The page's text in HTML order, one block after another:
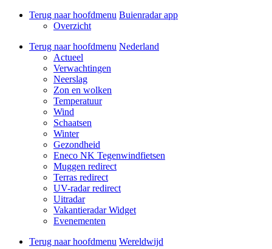
Terug naar hoofdmenu Buienradar app
Overzicht
Terug naar hoofdmenu Nederland
Actueel
Verwachtingen
Neerslag
Zon en wolken
Temperatuur
Wind
Schaatsen
Winter
Gezondheid
Eneco NK Tegenwindfietsen
Muggen redirect
Terras redirect
UV-radar redirect
Uitradar
Vakantieradar Widget
Evenementen
Terug naar hoofdmenu Wereldwijd